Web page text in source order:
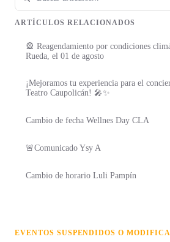
ARTÍCULOS RELACIONADOS
🎡 Reagendamiento por condiciones
Rueda, el 01 de agosto
¡Mejoramos tu experiencia para el
Teatro Caupolicán! 🎤✨
Cambio de fecha Wellnes Day CLA
🚨Comunicado Ysy A
Cambio de horario Luli Pampín
EVENTOS SUSPENDIDOS O